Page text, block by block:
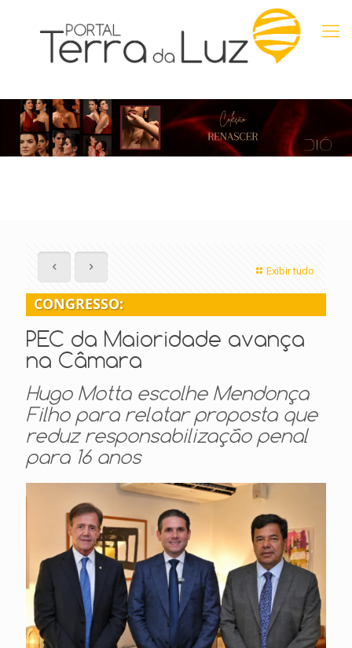
Exibir tudo
CONGRESSO:
PEC da Maioridade avança
na Câmara
Hugo Motta escolhe Mendonça
Filho para relatar proposta que
reduz responsabilização penal
para 16 anos